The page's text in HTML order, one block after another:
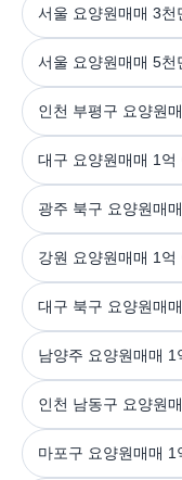
서울 요양원매매 3천
서울 요양원매매 5천
인천 부평구 요양원
대구 요양원매매 1억
광주 북구 요양원매
강원 요양원매매 1억
대구 북구 요양원매
남양주 요양원매매 1
인천 남동구 요양원
마포구 요양원매매 1